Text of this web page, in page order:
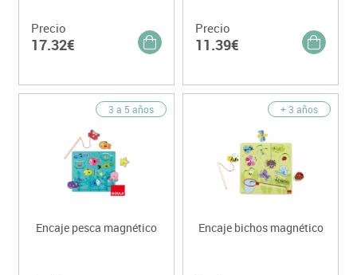
Precio
17.32€
Precio
11.39€
3 a 5 años
Encaje pesca magnético
+ 3 años
Encaje bichos magnético